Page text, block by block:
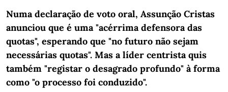
Numa declaração de voto oral, Assunção Cristas
anunciou que é uma "acérrima defensora das
quotas", esperando que "no futuro não sejam
necessárias quotas". Mas a líder centrista quis
também "registar o desagrado profundo" à forma
como "o processo foi conduzido".